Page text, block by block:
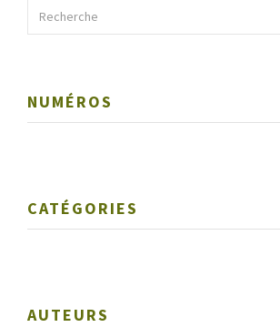
NUMÉROS
CATÉGORIES
AUTEURS